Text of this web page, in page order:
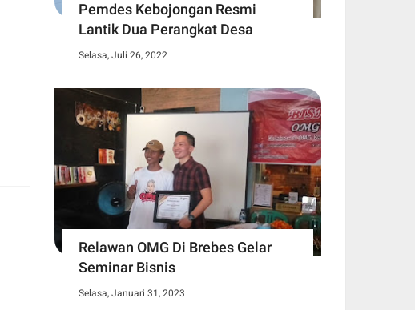
Pemdes Kebojongan Resmi
Lantik Dua Perangkat Desa
Selasa, Juli 26, 2022
Relawan OMG Di Brebes Gelar
Seminar Bisnis
Selasa, Januari 31, 2023